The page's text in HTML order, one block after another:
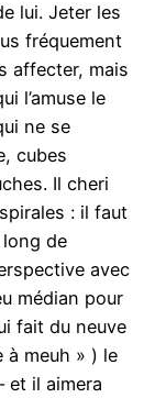
lui. Jeter les
fréquement
affecter, mais
l’amuse le
ne se
cubes
Il cheri
: il faut
de
avec
médian pour
fait du neuve
à meuh » ) le
et il aimera